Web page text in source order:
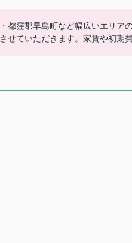
都窪郡早島町など幅広いエリ
せていただきます。家賃や初期